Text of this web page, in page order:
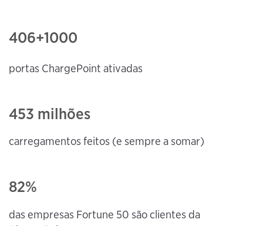
406+1000
portas ChargePoint ativadas
453 milhões
carregamentos feitos (e sempre a somar)
82%
das empresas Fortune 50 são clientes da